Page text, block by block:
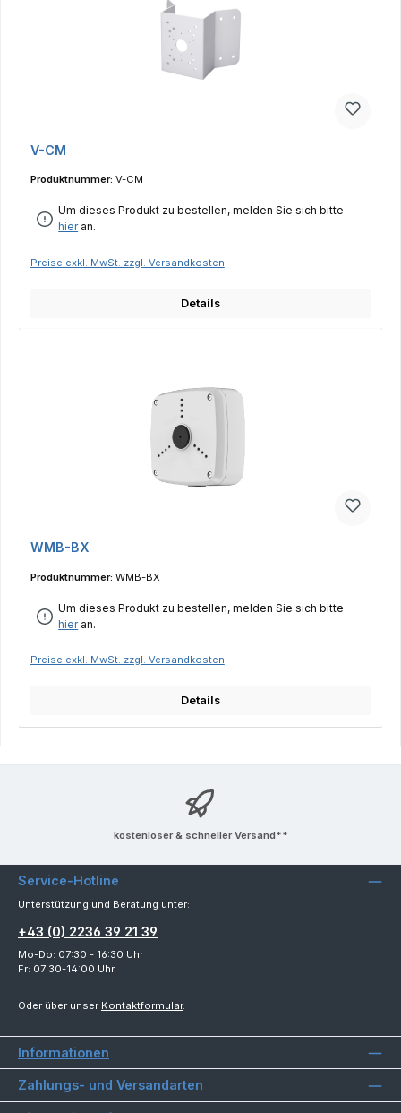
V-CM
Produktnummer: V-CM
Um dieses Produkt zu bestellen, melden Sie sich bitte
hieran.
Preise exkl. MwSt. zzgl. Versandkosten
Details
WMB-BX
Produktnummer: WMB-BX
Um dieses Produkt zu bestellen, melden Sie sich bitte
hieran.
Preise exkl. MwSt. zzgl. Versandkosten
Details
kostenloser & schneller Versand**
Service-Hotline
Unterstützung und Beratung unter:
+43 (0) 2236 39 21 39
Mo-Do: 07:30 - 16:30 Uhr
Fr: 07:30-14:00 Uhr
Oder über unser Kontaktformular.
Informationen
Zahlungs- und Versandarten